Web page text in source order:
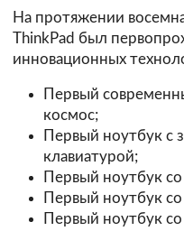
На протяжении
ThinkPad был
инновационных
Первый
космос;
Первый ноутбук с
клавиатурой;
Первый ноутбук
Первый ноутбук
Первый ноутбук